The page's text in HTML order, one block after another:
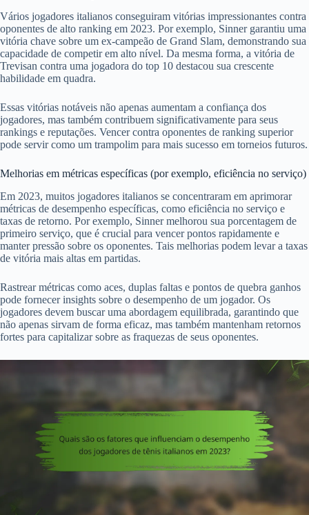
Vários jogadores italianos conseguiram vitórias impressionantes contra
oponentes de alto ranking em 2023. Por exemplo, Sinner garantiu uma
vitória chave sobre um ex-campeão de Grand Slam, demonstrando sua
capacidade de competir em alto nível. Da mesma forma, a vitória de
Trevisan contra uma jogadora do top 10 destacou sua crescente
habilidade em quadra.
Essas vitórias notáveis não apenas aumentam a confiança dos
jogadores, mas também contribuem significativamente para seus
rankings e reputações. Vencer contra oponentes de ranking superior
pode servir como um trampolim para mais sucesso em torneios futuros.
Melhorias em métricas específicas (por exemplo, eficiência no serviço)
Em 2023, muitos jogadores italianos se concentraram em aprimorar
métricas de desempenho específicas, como eficiência no serviço e
taxas de retorno. Por exemplo, Sinner melhorou sua porcentagem de
primeiro serviço, que é crucial para vencer pontos rapidamente e
manter pressão sobre os oponentes. Tais melhorias podem levar a taxas
de vitória mais altas em partidas.
Rastrear métricas como aces, duplas faltas e pontos de quebra ganhos
pode fornecer insights sobre o desempenho de um jogador. Os
jogadores devem buscar uma abordagem equilibrada, garantindo que
não apenas sirvam de forma eficaz, mas também mantenham retornos
fortes para capitalizar sobre as fraquezas de seus oponentes.